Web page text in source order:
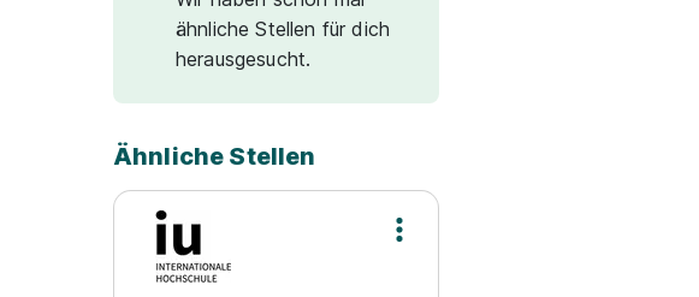
ähnliche Stellen für dich
herausgesucht.
Ähnliche Stellen